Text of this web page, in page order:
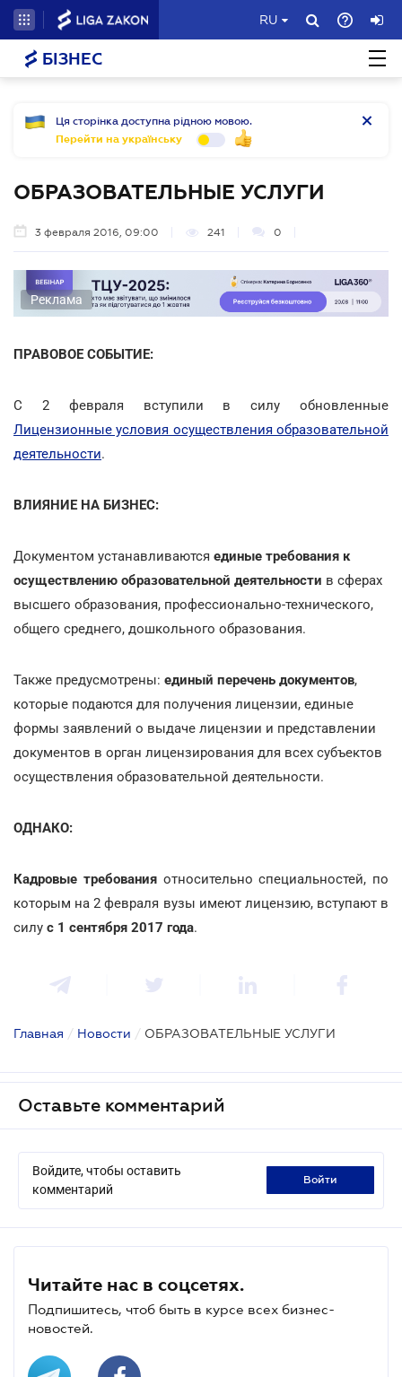
RU
БІЗНЕС
Ця сторінка доступна рідною мовою.
Перейти на українську
ОБРАЗОВАТЕЛЬНЫЕ УСЛУГИ
3 февраля 2016, 09:00 241 0
Реклама
ПРАВОВОЕ СОБЫТИЕ:
С 2 февраля вступили в силу обновленные
Лицензионные условия осуществления образовательной
деятельности.
ВЛИЯНИЕ НА БИЗНЕС:
Документом устанавливаются единые требования к
осуществлению образовательной деятельности в сферах
высшего образования, профессионально-технического,
общего среднего, дошкольного образования.
Также предусмотрены: единый перечень документов,
которые подаются для получения лицензии, единые
формы заявлений о выдаче лицензии и представлении
документов в орган лицензирования для всех субъектов
осуществления образовательной деятельности.
ОДНАКО:
Кадровые требованияотносительно специальностей, по
которым на 2 февраля вузы имеют лицензию, вступают в
силу с 1 сентября 2017 года.
Главная / Новости / ОБРАЗОВАТЕЛЬНЫЕ УСЛУГИ
Оставьте комментарий
Войдите, чтобы оставить
комментарий
войти
Читайте нас в соцсетях.
Подпишитесь, чтоб быть в курсе всех бизнес-
новостей.